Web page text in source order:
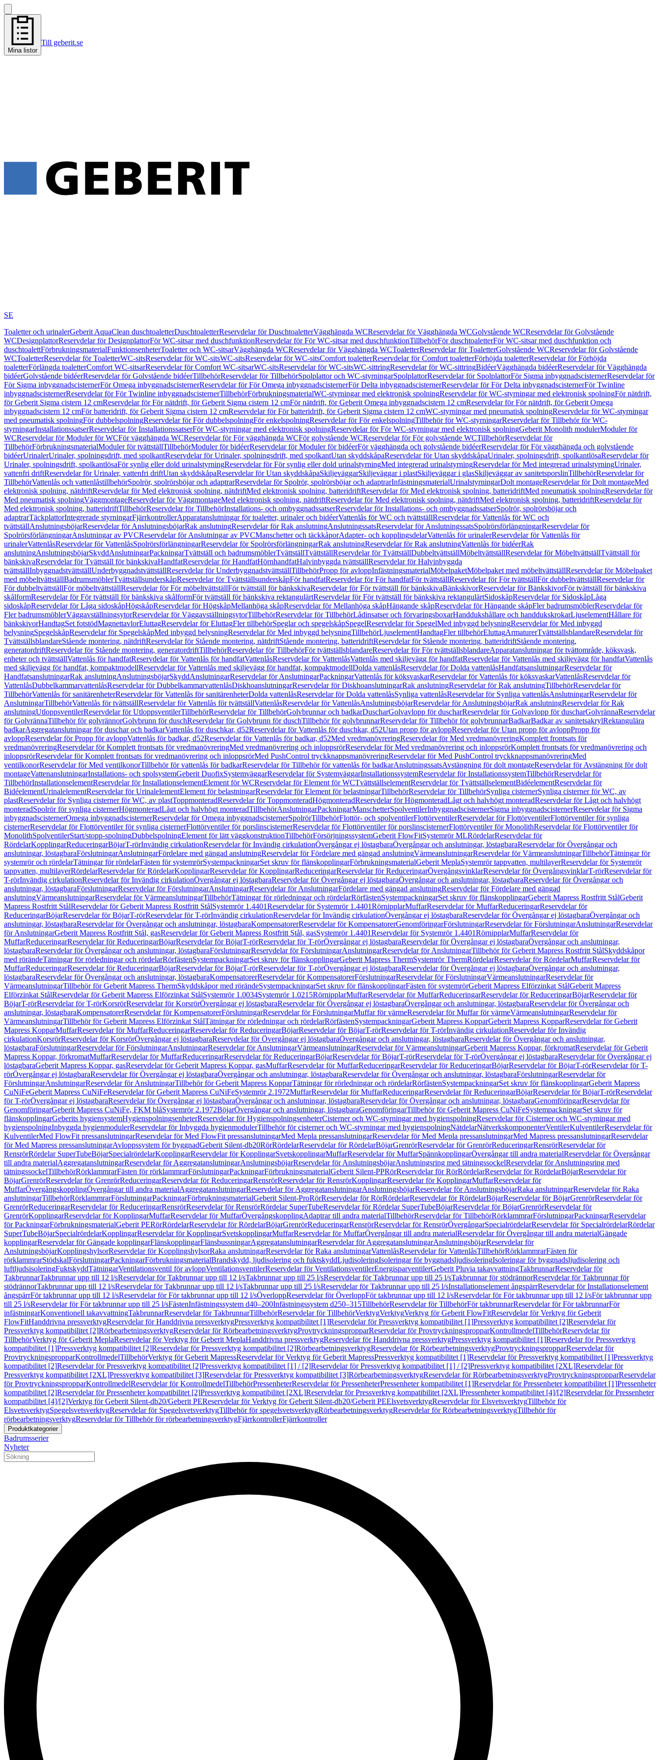
Mina listor
Till geberit.se
SE
Toaletter och urinalerGeberit AquaClean duschtoaletterDuschtoaletterReservdelar för DuschtoaletterVägghängda WCReservdelar för Vägghängda WCGolvstående WCReservdelar för Golvstående
WCDesignplattorReservdelar för DesignplattorFör WC-sitsar med duschfunktionReservdelar för För WC-sitsar med duschfunktionTillbehörFör duschtoaletterFör WC-sitsar med duschfunktion och
duschtoalettFörbrukningsmaterialFunktionsenheterToaletter och WC-sitsarVägghängda WCReservdelar för Vägghängda WCToaletterReservdelar för ToaletterGolvstående WCReservdelar för Golvstående
WCToaletterReservdelar för ToaletterWC-sitsReservdelar för WC-sitsWC-sitsReservdelar för WC-sitsComfort toaletterReservdelar för Comfort toaletterFörhöjda toaletterReservdelar för Förhöjda
toaletterFörlängda toaletterComfort WC-sitsarReservdelar för Comfort WC-sitsarWC-sitsReservdelar för WC-sitsWC-sittringReservdelar för WC-sittringBidéerVägghängda bidéerReservdelar för Vägghängda
bidéerGolvstående bidéerReservdelar för Golvstående bidéerTillbehörReservdelar för TillbehörSpolplattor och WC-styrningarSpolplattorReservdelar för SpolplattorFör Sigma inbyggnadscisternerReservdelar för
För Sigma inbyggnadscisternerFör Omega inbyggnadscisternerReservdelar för För Omega inbyggnadscisternerFör Delta inbyggnadscisternerReservdelar för För Delta inbyggnadscisternerFör Twinline
inbyggnadscisternerReservdelar för För Twinline inbyggnadscisternerTillbehörFörbrukningsmaterialWC-styrningar med elektronisk spolningReservdelar för WC-styrningar med elektronisk spolningFör nätdrift,
för Geberit Sigma cistern 12 cmReservdelar för För nätdrift, för Geberit Sigma cistern 12 cmFör nätdrift, för Geberit Omega inbyggnadscistern 12 cmReservdelar för För nätdrift, för Geberit Omega
inbyggnadscistern 12 cmFör batteridrift, för Geberit Sigma cistern 12 cmReservdelar för För batteridrift, för Geberit Sigma cistern 12 cmWC-styrningar med pneumatisk spolningReservdelar för WC-styrningar
med pneumatisk spolningFör dubbelspolningReservdelar för För dubbelspolningFör enkelspolningReservdelar för För enkelspolningTillbehör för WC-styrningarReservdelar för Tillbehör för WC-
styrningarInstallationssatserReservdelar för InstallationssatserFör WC-styrningar med elektronisk spolningReservdelar för För WC-styrningar med elektronisk spolningGeberit Monolith modulerModuler för
WCReservdelar för Moduler för WCFör vägghängda WCReservdelar för För vägghängda WCFör golvstående WCReservdelar för För golvstående WCTillbehörReservdelar för
TillbehörFörbrukningsmaterialModuler för tvättställTillbehörModuler för bidéerReservdelar för Moduler för bidéerFör vägghängda och golvstående bidéerReservdelar för För vägghängda och golvstående
bidéerUrinalerUrinaler, spolningsdrift, med spolkantReservdelar för Urinaler, spolningsdrift, med spolkantUtan skyddskåpaReservdelar för Utan skyddskåpaUrinaler, spolningsdrift, spolkantlösaReservdelar för
Urinaler, spolningsdrift, spolkantlösaFör synlig eller dold urinalstyrningReservdelar för För synlig eller dold urinalstyrningMed integrerad urinalstyrningReservdelar för Med integrerad urinalstyrningUrinaler,
vattenfri driftReservdelar för Urinaler, vattenfri driftUtan skyddskåpaReservdelar för Utan skyddskåpaSkiljeväggarSkiljeväggar i plastSkiljeväggar i glasSkiljeväggar av sanitetsporslinTillbehörReservdelar för
TillbehörVattenlås och vattenlåstillbehörSpolrör, spolrörsböjar och adaptrarReservdelar för Spolrör, spolrörsböjar och adaptrarInfästningsmaterialUrinalstyrningarDolt montageReservdelar för Dolt montageMed
elektronisk spolning, nätdriftReservdelar för Med elektronisk spolning, nätdriftMed elektronisk spolning, batteridriftReservdelar för Med elektronisk spolning, batteridriftMed pneumatisk spolningReservdelar för
Med pneumatisk spolningVäggmontageReservdelar för VäggmontageMed elektronisk spolning, nätdriftReservdelar för Med elektronisk spolning, nätdriftMed elektronisk spolning, batteridriftReservdelar för
Med elektronisk spolning, batteridriftTillbehörReservdelar för TillbehörInstallations- och ombyggnadssatserReservdelar för Installations- och ombyggnadssatserSpolrör, spolrörsböjar och
adaptrarTäckplattorIntegrerade styrningarFjärrkontrollerApparatanslutningar för toaletter, urinaler och bidéerVattenlås för WC och tvättställReservdelar för Vattenlås för WC och
tvättställAnslutningsböjarReservdelar för AnslutningsböjarRak anslutningReservdelar för Rak anslutningAnslutningssatsReservdelar för AnslutningssatsSpolrörsförlängningarReservdelar för
SpolrörsförlängningarAnslutningar av PVCReservdelar för Anslutningar av PVCManschetter och täckkåporAdapter- och kopplingsdelarVattenlås för urinalerReservdelar för Vattenlås för
urinalerVattenlåsReservdelar för VattenlåsSpolrörsförlängningarReservdelar för SpolrörsförlängningarRak anslutningReservdelar för Rak anslutningVattenlås för bidéerRak
anslutningAnslutningsböjarSkyddAnslutningarPackningarTvättställ och badrumsmöblerTvättställTvättställReservdelar för TvättställDubbeltvättställMöbeltvättställReservdelar för MöbeltvättställTvättställ för
bänkskivaReservdelar för Tvättställ för bänkskivaHandfatReservdelar för HandfatHörnhandfatHalvinbyggda tvättställReservdelar för Halvinbyggda
tvättställInbyggnadstvättställUnderbyggnadstvättställReservdelar för UnderbyggnadstvättställTillbehörPropp för avloppInfästningsmaterialMöbelpaketMöbelpaket med möbeltvättställReservdelar för Möbelpaket
med möbeltvättställBadrumsmöblerTvättställsunderskåpReservdelar för TvättställsunderskåpFör handfatReservdelar för För handfatFör tvättställReservdelar för För tvättställFör dubbeltvättställReservdelar för
För dubbeltvättställFör möbeltvättställReservdelar för För möbeltvättställFör tvättställ för bänkskivaReservdelar för För tvättställ för bänkskivaBänkskivorReservdelar för BänkskivorFör tvättställ för bänkskiva
skålformReservdelar för För tvättställ för bänkskiva skålformFör tvättställ för bänkskiva rektangulärtReservdelar för För tvättställ för bänkskiva rektangulärtSidoskåpReservdelar för SidoskåpLåga
sidoskåpReservdelar för Låga sidoskåpHögskåpReservdelar för HögskåpMellanhöga skåpReservdelar för Mellanhöga skåpHängande skåpReservdelar för Hängande skåpFler badrumsmöblerReservdelar för
Fler badrumsmöblerVäggavställningsytorReservdelar för VäggavställningsytorTillbehörReservdelar för TillbehörLådinsatser och förvaringsboxarHanddukshållare och handdukskrokarLjuselementHållare för
bänkskivorHandtagSet fotstödMagnettavlorEluttagReservdelar för EluttagFler tillbehörSpeglar och spegelskåpSpegelReservdelar för SpegelMed inbyggd belysningReservdelar för Med inbyggd
belysningSpegelskåpReservdelar för SpegelskåpMed inbyggd belysningReservdelar för Med inbyggd belysningTillbehörLjuselementHandtagFler tillbehörEluttagArmaturerTvättställsblandareReservdelar för
TvättställsblandareStående montering, nätdriftReservdelar för Stående montering, nätdriftStående montering, batteridriftReservdelar för Stående montering, batteridriftStående montering,
generatordriftReservdelar för Stående montering, generatordriftTillbehörReservdelar för TillbehörFör tvättställsblandareReservdelar för För tvättställsblandareApparatanslutningar för tvättområde, köksvask,
enheter och tvättställVattenlås för handfatReservdelar för Vattenlås för handfatVattenlåsReservdelar för VattenlåsVattenlås med skiljevägg för handfatReservdelar för Vattenlås med skiljevägg för handfatVattenlås
med skiljevägg för handfat, kompaktmodellReservdelar för Vattenlås med skiljevägg för handfat, kompaktmodellDolda vattenlåsReservdelar för Dolda vattenlåsHandfatsanslutningarReservdelar för
HandfatsanslutningarRak anslutningAnslutningsböjarSkyddAnslutningarReservdelar för AnslutningarPackningarVattenlås för köksvaskarReservdelar för Vattenlås för köksvaskarVattenlåsReservdelar för
VattenlåsDubbelkammarvattenlåsReservdelar för DubbelkammarvattenlåsDiskhoanslutningarReservdelar för DiskhoanslutningarRak anslutningReservdelar för Rak anslutningTillbehörReservdelar för
TillbehörVattenlås för sanitärenheterReservdelar för Vattenlås för sanitärenheterDolda vattenlåsReservdelar för Dolda vattenlåsSynliga vattenlåsReservdelar för Synliga vattenlåsAnslutningarReservdelar för
AnslutningarTillbehörVattenlås för tvättställReservdelar för Vattenlås för tvättställVattenlåsReservdelar för VattenlåsAnslutningsböjarReservdelar för AnslutningsböjarRak anslutningReservdelar för Rak
anslutningUtloppsventilerReservdelar för UtloppsventilerTillbehörReservdelar för TillbehörGolvbrunnar och badkarDuscharGolvavlopp för duscharReservdelar för Golvavlopp för duscharGolvrännaReservdelar
för GolvrännaTillbehör för golvrännorGolvbrunn för duschReservdelar för Golvbrunn för duschTillbehör för golvbrunnarReservdelar för Tillbehör för golvbrunnarBadkarBadkar av sanitetsakrylRektangulära
badkarAggregatanslutningar för duschar och badkarVattenlås för duschkar, d52Reservdelar för Vattenlås för duschkar, d52Utan propp för avloppReservdelar för Utan propp för avloppPropp för
avloppReservdelar för Propp för avloppVattenlås för badkar, d52Reservdelar för Vattenlås för badkar, d52Med vredmanövreringReservdelar för Med vredmanövreringKomplett frontsats för
vredmanövreringReservdelar för Komplett frontsats för vredmanövreringMed vredmanövrering och inloppsrörReservdelar för Med vredmanövrering och inloppsrörKomplett frontsats för vredmanövrering och
inloppsrörReservdelar för Komplett frontsats för vredmanövrering och inloppsrörMed PushControl tryckknappsmanövreringReservdelar för Med PushControl tryckknappsmanövreringMed
ventilkonorReservdelar för Med ventilkonorTillbehör för vattenlås för badkarReservdelar för Tillbehör för vattenlås för badkarAnslutningssatsAvstängning för dolt montageReservdelar för Avstängning för dolt
montageVattenanslutningarInstallations- och spolsystemGeberit DuofixSystemväggarReservdelar för SystemväggarInstallationssystemReservdelar för InstallationssystemTillbehörReservdelar för
TillbehörInstallationselementReservdelar för InstallationselementElement för WCReservdelar för Element för WCTvättställselementReservdelar för TvättställselementBidéelementReservdelar för
BidéelementUrinalelementReservdelar för UrinalelementElement för belastningarReservdelar för Element för belastningarTillbehörReservdelar för TillbehörSynliga cisternerSynliga cisterner för WC, av
plastReservdelar för Synliga cisterner för WC, av plastToppmonteradReservdelar för ToppmonteradHögmonteradReservdelar för HögmonteradLågt och halvhögt monteradReservdelar för Lågt och halvhögt
monteradSpolrör för synliga cisternerHögmonteradLågt och halvhögt monteradTillbehörAnslutningarPackningarManschetterSpolventilerInbyggnadscisternerSigma inbyggnadscisternerReservdelar för Sigma
inbyggnadscisternerOmega inbyggnadscisternerReservdelar för Omega inbyggnadscisternerSpolrörTillbehörFlottör- och spolventilerFlottörventilerReservdelar för FlottörventilerFlottörventiler för synliga
cisternerReservdelar för Flottörventiler för synliga cisternerFlottörventiler för porslinscisternerReservdelar för Flottörventiler för porslinscisternerFlottörventiler för MonolithReservdelar för Flottörventiler för
MonolithSpolventilerStart/stopp-spolningDubbelspolningElement för lätt väggkonstruktionTillbehörFörsörjningssystemGeberit FlowFitSystemrör MLRördelarReservdelar för
RördelarKopplingarReduceringarBöjarT-rörInvändig cirkulationReservdelar för Invändig cirkulationÖvergångar ej löstagbaraÖvergångar och anslutningar, löstagbaraReservdelar för Övergångar och
anslutningar, löstagbaraFörslutningarAnslutningarFördelare med gängad anslutningReservdelar för Fördelare med gängad anslutningVärmeanslutningarReservdelar för VärmeanslutningarTillbehörTätningar för
systemrör och rördelarTätningar för rördelarFästen för systemrörSystempackningarSet skruv för flänskopplingarFörbrukningsmaterialGeberit MeplaSystemrör tappvatten, multilayerReservdelar för Systemrör
tappvatten, multilayerRördelarReservdelar för RördelarKopplingarReservdelar för KopplingarReduceringarReservdelar för ReduceringarÖvergångsvinklarReservdelar för ÖvergångsvinklarT-rörReservdelar för
T-rörInvändig cirkulationReservdelar för Invändig cirkulationÖvergångar ej löstagbaraReservdelar för Övergångar ej löstagbaraÖvergångar och anslutningar, löstagbaraReservdelar för Övergångar och
anslutningar, löstagbaraFörslutningarReservdelar för FörslutningarAnslutningarReservdelar för AnslutningarFördelare med gängad anslutningReservdelar för Fördelare med gängad
anslutningVärmeanslutningarReservdelar för VärmeanslutningarTillbehörTätningar för rörledningar och rördelarRörfästenSystempackningarSet skruv för flänskopplingarGeberit Mapress Rostfritt StålGeberit
Mapress Rostfritt StålReservdelar för Geberit Mapress Rostfritt StålSystemrör 1.4401Reservdelar för Systemrör 1.4401RörnipplarMuffarReservdelar för MuffarReduceringarReservdelar för
ReduceringarBöjarReservdelar för BöjarT-rörReservdelar för T-rörInvändig cirkulationReservdelar för Invändig cirkulationÖvergångar ej löstagbaraReservdelar för Övergångar ej löstagbaraÖvergångar och
anslutningar, löstagbaraReservdelar för Övergångar och anslutningar, löstagbaraKompensatorerReservdelar för KompensatorerGenomföringarFörslutningarReservdelar för FörslutningarAnslutningarReservdelar
för AnslutningarGeberit Mapress Rostfritt Stål, gasReservdelar för Geberit Mapress Rostfritt Stål, gasSystemrör 1.4401Reservdelar för Systemrör 1.4401RörnipplarMuffarReservdelar för
MuffarReduceringarReservdelar för ReduceringarBöjarReservdelar för BöjarT-rörReservdelar för T-rörÖvergångar ej löstagbaraReservdelar för Övergångar ej löstagbaraÖvergångar och anslutningar,
löstagbaraReservdelar för Övergångar och anslutningar, löstagbaraFörslutningarReservdelar för FörslutningarAnslutningarReservdelar för AnslutningarTillbehör för Geberit Mapress Rostfritt StålSkyddskåpor
med rörändeTätningar för rörledningar och rördelarRörfästenSystempackningarSet skruv för flänskopplingarGeberit Mapress ThermSystemrör ThermRördelarReservdelar för RördelarMuffarReservdelar för
MuffarReduceringarReservdelar för ReduceringarBöjarReservdelar för BöjarT-rörReservdelar för T-rörÖvergångar ej löstagbaraReservdelar för Övergångar ej löstagbaraÖvergångar och anslutningar,
löstagbaraReservdelar för Övergångar och anslutningar, löstagbaraKompensatorerReservdelar för KompensatorerFörslutningarReservdelar för FörslutningarVärmeanslutningarReservdelar för
VärmeanslutningarTillbehör för Geberit Mapress ThermSkyddskåpor med rörändeSystempackningarSet skruv för flänskopplingarFästen för systemrörGeberit Mapress Elförzinkat StålGeberit Mapress
Elförzinkat StålReservdelar för Geberit Mapress Elförzinkat StålSystemrör 1.0034Systemrör 1.0215RörnipplarMuffarReservdelar för MuffarReduceringarReservdelar för ReduceringarBöjarReservdelar för
BöjarT-rörReservdelar för T-rörKorsrörReservdelar för KorsrörÖvergångar ej löstagbaraReservdelar för Övergångar ej löstagbaraÖvergångar och anslutningar, löstagbaraReservdelar för Övergångar och
anslutningar, löstagbaraKompensatorerReservdelar för KompensatorerFörslutningarReservdelar för FörslutningarMuffar för värmeReservdelar för Muffar för värmeVärmeanslutningarReservdelar för
VärmeanslutningarTillbehör för Geberit Mapress Elförzinkat StålTätningar för rörledningar och rördelarRörfästenSystempackningarGeberit Mapress KopparGeberit Mapress KopparReservdelar för Geberit
Mapress KopparMuffarReservdelar för MuffarReduceringarReservdelar för ReduceringarBöjarReservdelar för BöjarT-rörReservdelar för T-rörInvändig cirkulationReservdelar för Invändig
cirkulationKorsrörReservdelar för KorsrörÖvergångar ej löstagbaraReservdelar för Övergångar ej löstagbaraÖvergångar och anslutningar, löstagbaraReservdelar för Övergångar och anslutningar,
löstagbaraFörslutningarReservdelar för FörslutningarAnslutningarReservdelar för AnslutningarVärmeanslutningarReservdelar för VärmeanslutningarGeberit Mapress Koppar, förkromatReservdelar för Geberit
Mapress Koppar, förkromatMuffarReservdelar för MuffarReduceringarReservdelar för ReduceringarBöjarReservdelar för BöjarT-rörReservdelar för T-rörÖvergångar ej löstagbaraReservdelar för Övergångar ej
löstagbaraGeberit Mapress Koppar, gasReservdelar för Geberit Mapress Koppar, gasMuffarReservdelar för MuffarReduceringarReservdelar för ReduceringarBöjarReservdelar för BöjarT-rörReservdelar för T-
rörÖvergångar ej löstagbaraReservdelar för Övergångar ej löstagbaraÖvergångar och anslutningar, löstagbaraReservdelar för Övergångar och anslutningar, löstagbaraFörslutningarReservdelar för
FörslutningarAnslutningarReservdelar för AnslutningarTillbehör för Geberit Mapress KopparTätningar för rörledningar och rördelarRörfästenSystempackningarSet skruv för flänskopplingarGeberit Mapress
CuNiFeGeberit Mapress CuNiFeReservdelar för Geberit Mapress CuNiFeSystemrör 2.1972MuffarReservdelar för MuffarReduceringarReservdelar för ReduceringarBöjarReservdelar för BöjarT-rörReservdelar
för T-rörÖvergångar ej löstagbaraReservdelar för Övergångar ej löstagbaraÖvergångar och anslutningar, löstagbaraReservdelar för Övergångar och anslutningar, löstagbaraGenomföringarReservdelar för
GenomföringarGeberit Mapress CuNiFe, FKM blåSystemrör 2.1972BöjarÖvergångar och anslutningar, löstagbaraGenomföringarTillbehör för Geberit Mapress CuNiFeSystempackningarSet skruv för
flänskopplingarGeberits hygiensystemHygienspolningsenheterReservdelar för HygienspolningsenheterCisterner och WC-styrningar med hygienspolningReservdelar för Cisterner och WC-styrningar med
hygienspolningInbyggda hygienmodulerReservdelar för Inbyggda hygienmodulerTillbehör för cisterner och WC-styrningar med hygienspolningNätdelarNätverkskomponenterVentilerKulventilerReservdelar för
KulventilerMed FlowFit pressanslutningarReservdelar för Med FlowFit pressanslutningarMed Mepla pressanslutningarReservdelar för Med Mepla pressanslutningarMed Mapress pressanslutningarReservdelar
för Med Mapress pressanslutningarAvloppssystem för byggnadGeberit Silent-db20RörRördelarReservdelar för RördelarBöjarGrenrörReservdelar för GrenrörReduceringarRensrörReservdelar för
RensrörRördelar SuperTubeBöjarSpecialrördelarKopplingarReservdelar för KopplingarSvetskopplingarMuffarReservdelar för MuffarSpännkopplingarÖvergångar till andra materialReservdelar för Övergångar
till andra materialAggregatanslutningarReservdelar för AggregatanslutningarAnslutningsböjarReservdelar för AnslutningsböjarAnslutningsring med tätningssockelReservdelar för Anslutningsring med
tätningssockelTillbehörRörklammrarFästen för rörklammrarFörslutningarPackningarFörbrukningsmaterialGeberit Silent-PPRörReservdelar för RörRördelarReservdelar för RördelarBöjarReservdelar för
BöjarGrenrörReservdelar för GrenrörReduceringarReservdelar för ReduceringarRensrörReservdelar för RensrörKopplingarReservdelar för KopplingarMuffarReservdelar för
MuffarÖvergångskopplingÖvergångar till andra materialAggregatanslutningarReservdelar för AggregatanslutningarAnslutningsböjarReservdelar för AnslutningsböjarRaka anslutningarReservdelar för Raka
anslutningarTillbehörRörklammrarFörslutningarPackningarFörbrukningsmaterialGeberit Silent-ProRörReservdelar för RörRördelarReservdelar för RördelarBöjarReservdelar för BöjarGrenrörReservdelar för
GrenrörReduceringarReservdelar för ReduceringarRensrörReservdelar för RensrörRördelar SuperTubeReservdelar för Rördelar SuperTubeBöjarReservdelar för BöjarGrenrörReservdelar för
GrenrörKopplingarReservdelar för KopplingarMuffarReservdelar för MuffarÖvergångskopplingAdaptrar till andra materialTillbehörReservdelar för TillbehörRörklammrarFörslutningarPackningarReservdelar
för PackningarFörbrukningsmaterialGeberit PERörRördelarReservdelar för RördelarBöjarGrenrörReduceringarRensrörReservdelar för RensrörÖvergångarSpecialrördelarReservdelar för SpecialrördelarRördelar
SuperTubeBöjarSpecialrördelarKopplingarReservdelar för KopplingarSvetskopplingarMuffarReservdelar för MuffarÖvergångar till andra materialReservdelar för Övergångar till andra materialGängade
kopplingarReservdelar för Gängade kopplingarFlänskopplingarFlänsbussningarAggregatanslutningarReservdelar för AggregatanslutningarAnslutningsböjarReservdelar för
AnslutningsböjarKopplingshylsorReservdelar för KopplingshylsorRaka anslutningarReservdelar för Raka anslutningarVattenlåsReservdelar för VattenlåsTillbehörRörklammrarFästen för
rörklammrarStödskalFörslutningarPackningarFörbrukningsmaterialBrandskydd, ljudisolering och fuktskyddLjudisoleringIsoleringar för byggnadsljudisoleringIsoleringar för byggnadsljudisolering och
luftljudsisoleringFuktskyddTätningarVentilationsventil för avloppVentilationsventilerReservdelar för VentilationsventilerEnergisparventilerGeberit Pluvia takavvattningTakbrunnarReservdelar för
TakbrunnarTakbrunnar upp till 12 l/sReservdelar för Takbrunnar upp till 12 l/sTakbrunnar upp till 25 l/sReservdelar för Takbrunnar upp till 25 l/sTakbrunnar för stödrännorReservdelar för Takbrunnar för
stödrännorTakbrunnar upp till 12 l/sReservdelar för Takbrunnar upp till 12 l/sTakbrunnar upp till 25 l/sReservdelar för Takbrunnar upp till 25 l/sInstallationselement ångspärrReservdelar för Installationselement
ångspärrFör takbrunnar upp till 12 l/sReservdelar för För takbrunnar upp till 12 l/sÖverloppReservdelar för ÖverloppFör takbrunnar upp till 12 l/sReservdelar för För takbrunnar upp till 12 l/sFör takbrunnar upp
till 25 l/sReservdelar för För takbrunnar upp till 25 l/sFästenInfästningssystem d40–200Infästningssystem d250–315TillbehörReservdelar för TillbehörFör takbrunnarReservdelar för För takbrunnarFör
infästningarKonventionell takavvattningTakbrunnarReservdelar för TakbrunnarTillbehörReservdelar för TillbehörVerktygVerktygVerktyg för Geberit FlowFitReservdelar för Verktyg för Geberit
FlowFitHanddrivna pressverktygReservdelar för Handdrivna pressverktygPressverktyg kompatibilitet [1]Reservdelar för Pressverktyg kompatibilitet [1]Pressverktyg kompatibilitet [2]Reservdelar för
Pressverktyg kompatibilitet [2]RörbearbetningsverktygReservdelar för RörbearbetningsverktygProvtryckningspropparReservdelar för ProvtryckningspropparKontrollmedelTillbehörReservdelar för
TillbehörVerktyg för Geberit MeplaReservdelar för Verktyg för Geberit MeplaHanddrivna pressverktygReservdelar för Handdrivna pressverktygPressverktyg kompatibilitet [1]Reservdelar för Pressverktyg
kompatibilitet [1]Pressverktyg kompatibilitet [2]Reservdelar för Pressverktyg kompatibilitet [2]RörbearbetningsverktygReservdelar för RörbearbetningsverktygProvtryckningspropparReservdelar för
ProvtryckningspropparKontrollmedelTillbehörVerktyg för Geberit MapressReservdelar för Verktyg för Geberit MapressPressverktyg kompatibilitet [1]Reservdelar för Pressverktyg kompatibilitet [1]Pressverktyg
kompatibilitet [2]Reservdelar för Pressverktyg kompatibilitet [2]Pressverktyg kompatibilitet [1] / [2]Reservdelar för Pressverktyg kompatibilitet [1] / [2]Pressverktyg kompatibilitet [2XL]Reservdelar för
Pressverktyg kompatibilitet [2XL]Pressverktyg kompatibilitet [3]Reservdelar för Pressverktyg kompatibilitet [3]RörbearbetningsverktygReservdelar för RörbearbetningsverktygProvtryckningspropparReservdelar
för ProvtryckningspropparKontrollmedelReservdelar för KontrollmedelTillbehörPressenheterReservdelar för PressenheterPressenheter kompatibilitet [1]Reservdelar för Pressenheter kompatibilitet [1]Pressenheter
kompatibilitet [2]Reservdelar för Pressenheter kompatibilitet [2]Pressverktyg kompatibilitet [2XL]Reservdelar för Pressverktyg kompatibilitet [2XL]Pressenheter kompatibilitet [4]/[2]Reservdelar för Pressenheter
kompatibilitet [4]/[2]Verktyg för Geberit Silent-db20/Geberit PEReservdelar för Verktyg för Geberit Silent-db20/Geberit PEElsvetsverktygReservdelar för ElsvetsverktygTillbehör för
ElsvetsverktygSpegelsvetsverktygReservdelar för SpegelsvetsverktygTillbehör för spegelsvetsverktygRörbearbetningsverktygReservdelar för RörbearbetningsverktygTillbehör för
rörbearbetningsverktygReservdelar för Tillbehör för rörbearbetningsverktygFjärrkontrollerFjärrkontroller
Produktkategorier
Badrumsserier
Nyheter